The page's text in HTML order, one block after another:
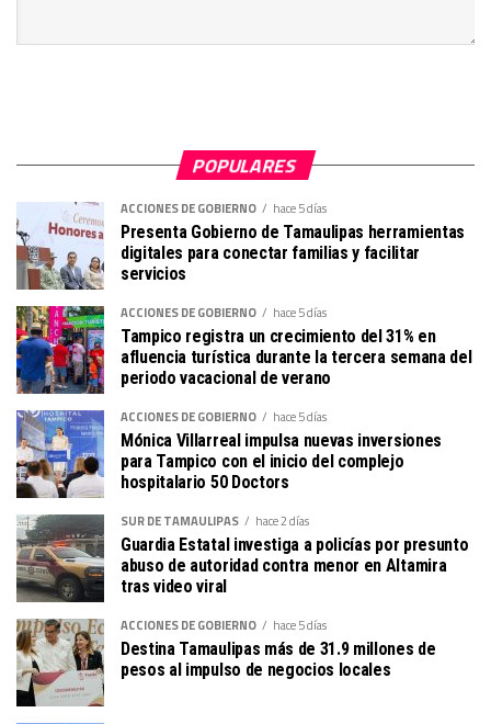
POPULARES
ACCIONES DE GOBIERNO hace 5 días
Presenta Gobierno de Tamaulipas herramientas
digitales para conectar familias y facilitar
servicios
ACCIONES DE GOBIERNO hace 5 días
Tampico registra un crecimiento del 31% en
afluencia turística durante la tercera semana del
periodo vacacional de verano
ACCIONES DE GOBIERNO hace 5 días
Mónica Villarreal impulsa nuevas inversiones
para Tampico con el inicio del complejo
hospitalario 50 Doctors
SUR DE TAMAULIPAS hace 2 días
Guardia Estatal investiga a policías por presunto
abuso de autoridad contra menor en Altamira
tras video viral
ACCIONES DE GOBIERNO hace 5 días
Destina Tamaulipas más de 31.9 millones de
pesos al impulso de negocios locales